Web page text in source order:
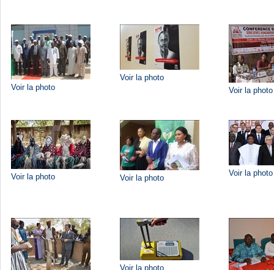
Voir la photo
Voir la photo
Voir la photo
Voir la photo Voir la photo
Voir la photo
Voir la photo